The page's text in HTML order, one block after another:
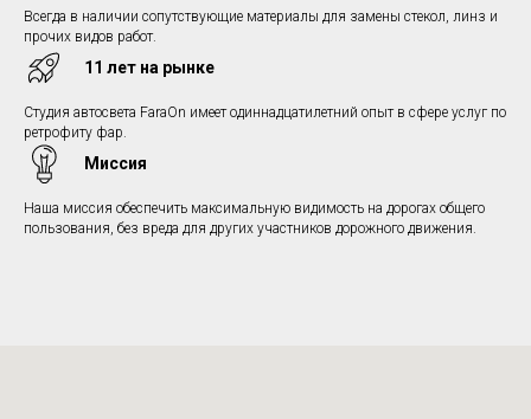
Всегда в наличии сопутствующие материалы для замены стекол, линз и
прочих видов работ.
11 лет на рынке
Студия автосвета FaraOn имеет одиннадцатилетний опыт в сфере услуг по
ретрофиту фар.
Миссия
Наша миссия обеспечить максимальную видимость на дорогах общего
пользования, без вреда для других участников дорожного движения.